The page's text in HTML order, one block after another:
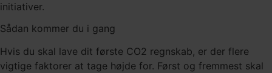
initiativer.
Sådan kommer du i gang
Hvis du skal lave dit første CO2 regnskab, er der flere
vigtige faktorer at tage højde for. Først og fremmest skal